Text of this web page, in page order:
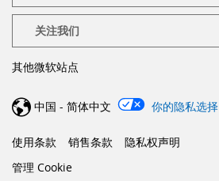
关注我们
其他微软站点
中国 - 简体中文 你的隐私选择
使用条款 销售条款
隐私权声明
管理 Cookie